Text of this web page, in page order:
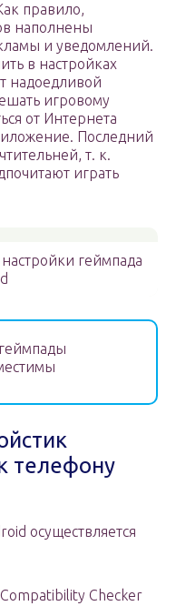
правило,
наполнены
и уведомлений.
в настройках
надоедливой
игровому
от Интернета
Последний
т. к.
играть
геймпада
телефону
осуществляется
Checker